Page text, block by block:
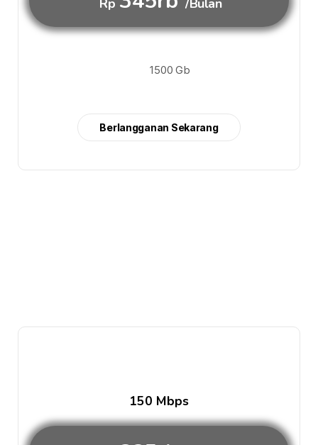
Rp /Bulan
1500 Gb
Berlangganan Sekarang
150 Mbps